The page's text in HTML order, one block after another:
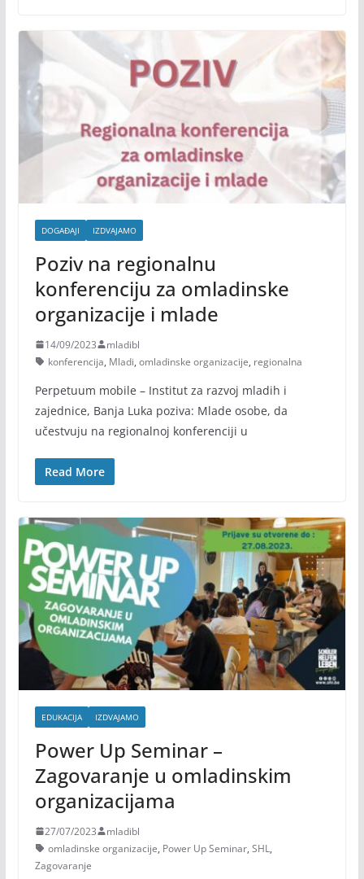
DOGAĐAJI IZDVAJAMO
Poziv na regionalnu
konferenciju za omladinske
organizacije i mlade
14/09/2023
mladibl
konferencija, Mladi, omladinske organizacije, regionalna
Perpetuum mobile – Institut za razvoj mladih i
zajednice, Banja Luka poziva: Mlade osobe, da
učestvuju na regionalnoj konferenciji u
Read More
EDUKACIJA IZDVAJAMO
Power Up Seminar –
Zagovaranje u omladinskim
organizacijama
27/07/2023
mladibl
omladinske organizacije, Power Up Seminar, SHL,
Zagovaranje